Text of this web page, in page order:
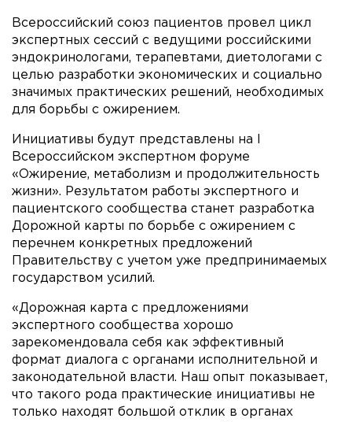
Всероссийский союз пациентов провел цикл
экспертных сессий с ведущими российскими
эндокринологами, терапевтами, диетологами с
целью разработки экономических и социально
значимых практических решений, необходимых
для борьбы с ожирением.
Инициативы будут представлены на I
Всероссийском экспертном форуме
«Ожирение, метаболизм и продолжительность
жизни». Результатом работы экспертного и
пациентского сообщества станет разработка
Дорожной карты по борьбе с ожирением с
перечнем конкретных предложений
Правительству с учетом уже предпринимаемых
государством усилий.
«Дорожная карта с предложениями
экспертного сообщества хорошо
зарекомендовала себя как эффективный
формат диалога с органами исполнительной и
законодательной власти. Наш опыт показывает,
что такого рода практические инициативы не
только находят большой отклик в органах